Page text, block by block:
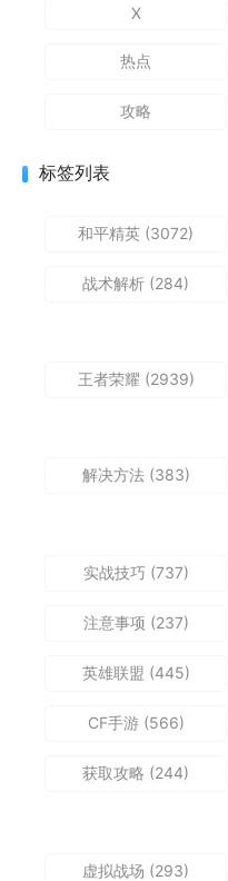
X
热点
攻略
标签列表
和平精英 (3072)
战术解析 (284)
王者荣耀 (2939)
解决方法(383)
实战技巧 (737)
注意事项 (237)
英雄联盟 (445)
CF手游(566)
获取攻略 (244)
虚拟战场 (293)